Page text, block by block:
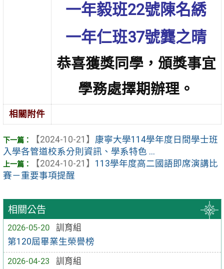
相關公告
2026-05-20
訓育組
第120屆畢業生榮譽榜
2026-04-23
訓育組
一年毅班22號陳名綉
一年仁班37號龔之晴
恭喜獲獎同學，頒獎事宜
學務處擇期辦理。
相關附件
【2024-10-21】 康寧大學114學年度日間學士班
入學各管道校系分則資訊、學系特色 ...
【2024-10-21】 113學年度高二國語即席演講比
賽－重要事項提醒